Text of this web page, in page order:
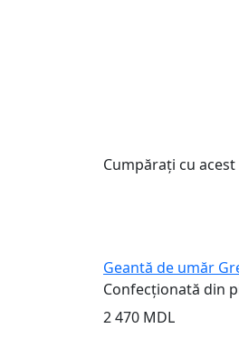
Cumpărați cu
Geantă de umăr
Confecționată din
2 470 MDL